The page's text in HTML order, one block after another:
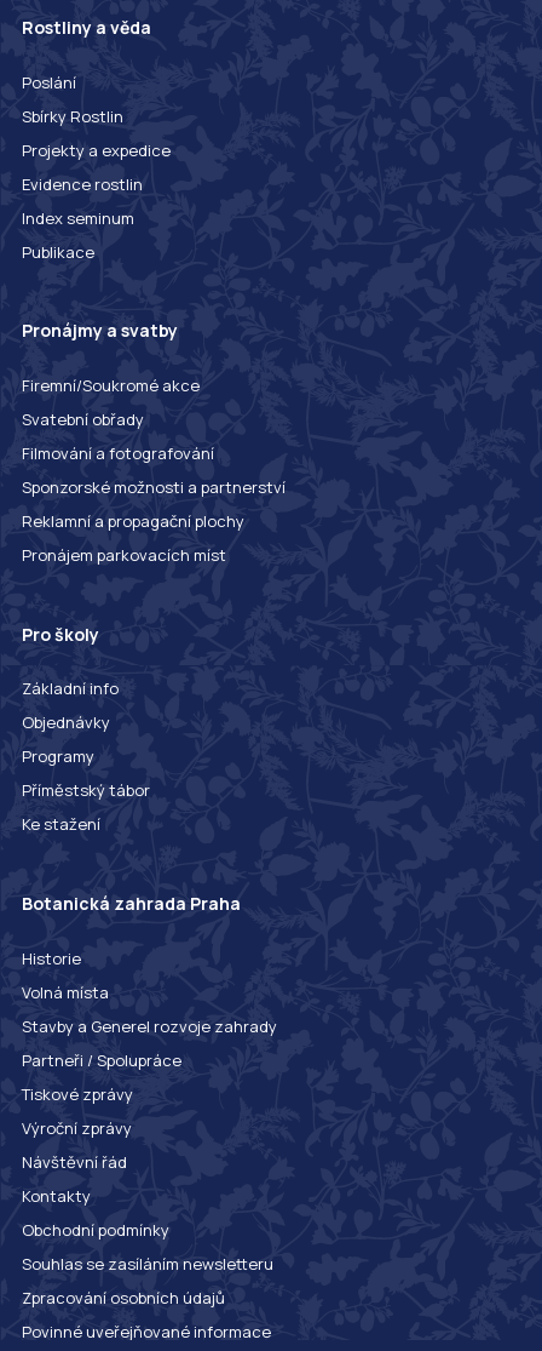
Rostliny a věda
Poslání
Sbírky Rostlin
Projekty a expedice
Evidence rostlin
Index seminum
Publikace
Pronájmy a svatby
Firemní/Soukromé akce
Svatební obřady
Filmování a fotografování
Sponzorské možnosti a partnerství
Reklamní a propagační plochy
Pronájem parkovacích míst
Pro školy
Základní info
Objednávky
Programy
Příměstský tábor
Ke stažení
Botanická zahrada Praha
Historie
Volná místa
Stavby a Generel rozvoje zahrady
Partneři / Spolupráce
Tiskové zprávy
Výroční zprávy
Návštěvní řád
Kontakty
Obchodní podmínky
Souhlas se zasíláním newsletteru
Zpracování osobních údajů
Povinné uveřejňované informace